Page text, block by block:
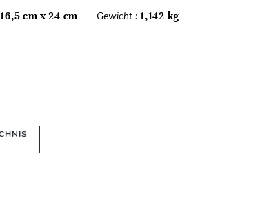
16,5 cm x 24 cm Gewicht :1,142 kg